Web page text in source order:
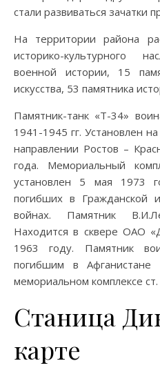
стали развиваться зачатки
На территории района
историко-культурного
военной истории, 15
искусства, 53 памятника
Памятник-танк «Т-34»
1941-1945 гг. Установлен
направлении Ростов –
года. Мемориальный
установлен 5 мая 1973
погибших в Гражданской
войнах. Памятник
Находится в сквере ОАО
1963 году. Памятник
погибшим в
мемориальном комплексе
Станица
карте